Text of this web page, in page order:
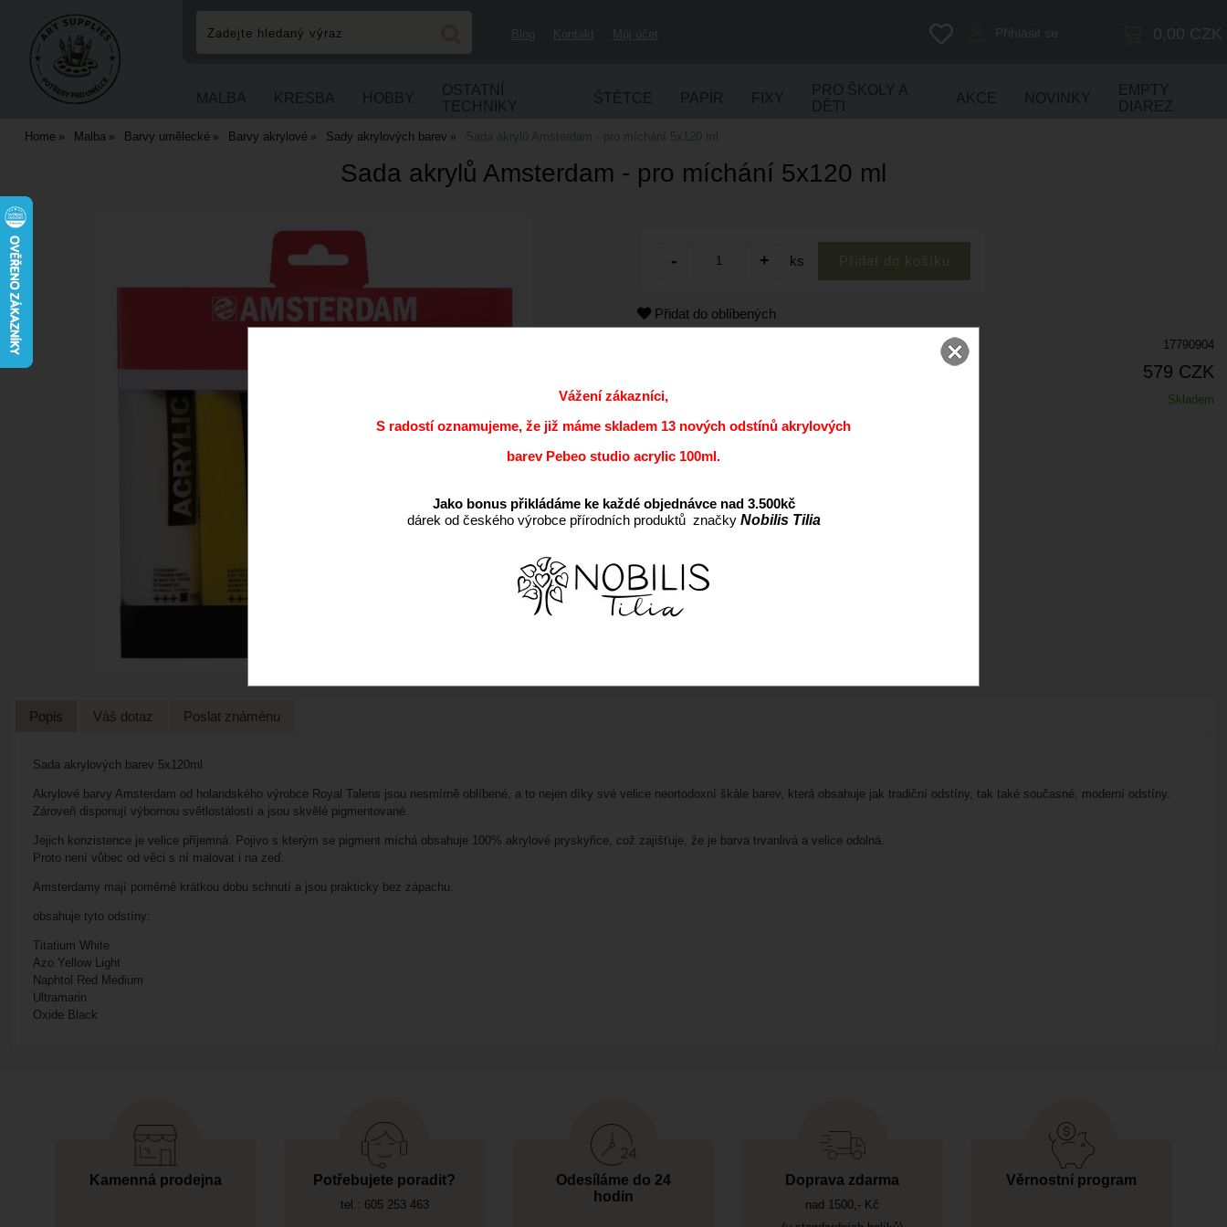
Blog Kontakt Můj účet 0,00 CZK
Přihlásit se
MALBA KRESBA HOBBY
OSTATNÍ
TECHNIKY
ŠTĚTCE PAPÍR FIXY
PRO ŠKOLY A
DĚTI
AKCE NOVINKY
EMPTY
DIAREZ
Home Malba Barvy umělecké Barvy akrylové Sady akrylových barev Sada akrylů Amsterdam - pro míchání 5x120 ml
Sada akrylů Amsterdam - pro míchání 5x120 ml
ks
Přidat do oblíbených
17790904
579 CZK
Dostupnost: Skladem
Popis Váš dotaz Poslat známénu
Sada akrylových barev 5x120ml
Akrylové barvy Amsterdam od holandského výrobce Royal Talens jsou nesmírně oblíbené, a to nejen díky své velice neortodoxní škále barev, která obsahuje jak tradiční odstíny, tak také současné, moderní odstíny.
Zároveň disponují výbornou světlostálostí a jsou skvělé pigmentované.
Jejich konzistence je velice příjemná. Pojivo s kterým se pigment míchá obsahuje 100% akrylové pryskyřice, což zajišťuje, že je barva trvanlivá a velice odolná.
Proto není vůbec od věci s ní malovat i na zeď.
Amsterdamy mají poměrně krátkou dobu schnutí a jsou prakticky bez zápachu.
obsahuje tyto odstíny:
Titatium White
Azo Yellow Light
Naphtol Red Medium
Ultramarin
Oxide Black
Kamenná prodejna Potřebujete poradit?
tel.: 605 253 463
Odesíláme do 24
hodin
Doprava zdarma
nad 1500,- Kč
Věrnostní program
Vážení zákazníci,
S radostí oznamujeme, že již máme skladem 13 nových odstínů akrylových
barev Pebeo studio acrylic 100ml.
Jako bonus přikládáme ke každé objednávce nad 3.500kč
dárek od českého výrobce přírodních produktů značky Nobilis Tilia